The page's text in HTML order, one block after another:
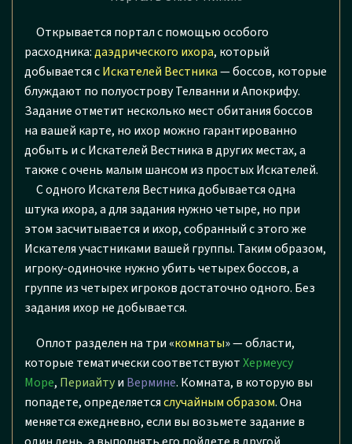
Открывается портал с помощью особого
расходника:даэдрического ихора, который
добывается сИскателей Вестника— боссов, которые
блуждают по полуострову Телванни и Апокрифу.
Задание отметит несколько мест обитания боссов
на вашей карте, но ихор можно гарантированно
добыть и с Искателей Вестника в других местах, а
также с очень малым шансом из простых Искателей.
С одного Искателя Вестника добывается одна
штука ихора, а для задания нужно четыре, но при
этом засчитывается и ихор, собранный с этого же
Искателя участниками вашей группы. Таким образом,
игроку-одиночке нужно убить четырех боссов, а
группе из четырех игроков достаточно одного. Без
задания ихор не добывается.
Оплот разделен на три «комнаты» — области,
которые тематически соответствуютХермеусу
Море, Периайтуи Вермине. Комната, в которую вы
попадете, определяетсяслучайным образом. Она
меняется ежедневно, если вы возьмете задание в